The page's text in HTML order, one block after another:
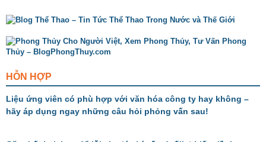
HỖN HỢP
Liệu ứng viên có phù hợp với văn hóa công ty hay không –
hãy áp dụng ngay những câu hỏi phỏng vấn sau!